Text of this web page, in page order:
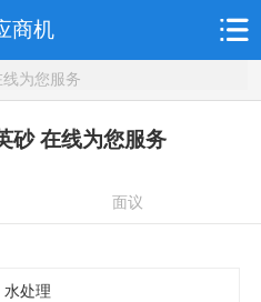
商机
为您服务
砂 在线为您服务
面议
水处理